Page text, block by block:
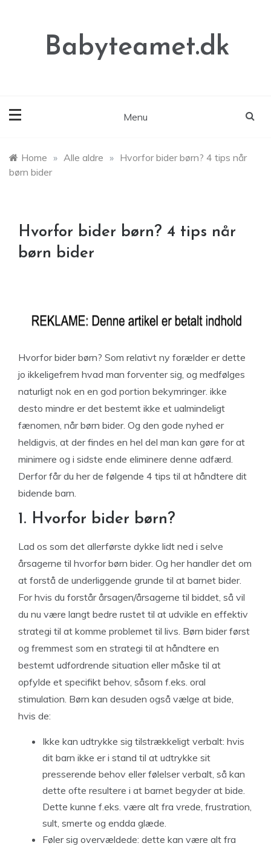
Babyteamet.dk
Menu
Home » Alle aldre » Hvorfor bider børn? 4 tips når
børn bider
Hvorfor bider børn? 4 tips når
børn bider
Hvorfor bider børn? Som relativt ny forælder er dette
jo ikkeligefrem hvad man forventer sig, og medfølges
naturligt nok en en god portion bekymringer. ikke
desto mindre er det bestemt ikke et ualmindeligt
fænomen, når børn bider. Og den gode nyhed er
heldigvis, at der findes en hel del man kan gøre for at
minimere og i sidste ende eliminere denne adfærd.
Derfor får du her de følgende 4 tips til at håndtere dit
bidende barn.
1. Hvorfor bider børn?
Lad os som det allerførste dykke lidt ned i selve
årsagerne til hvorfor børn bider. Og her handler det om
at forstå de underliggende grunde til at barnet bider.
For hvis du forstår årsagen/årsagerne til biddet, så vil
du nu være langt bedre rustet til at udvikle en effektiv
strategi til at komme problemet til livs. Børn bider først
og fremmest som en strategi til at håndtere en
bestemt udfordrende situation eller måske til at
opfylde et specifikt behov, såsom f.eks. oral
stimulation. Børn kan desuden også vælge at bide,
hvis de:
Ikke kan udtrykke sig tilstrækkeligt verbalt: hvis
dit barn ikke er i stand til at udtrykke sit
presserende behov eller følelser verbalt, så kan
dette ofte resultere i at barnet begyder at bide.
Dette kunne f.eks. være alt fra vrede, frustration,
sult, smerte og endda glæde.
Føler sig overvældede: dette kan være alt fra